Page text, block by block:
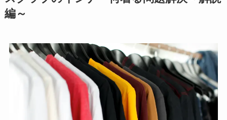
編～